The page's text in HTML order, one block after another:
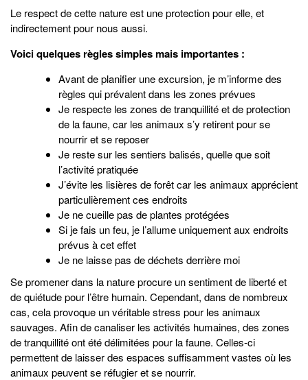
Le respect de cette nature est une protection pour elle, et
indirectement pour nous aussi.
Voici quelques règles simples mais importantes :
Avant de planifier une excursion, je m’informe des
règles qui prévalent dans les zones prévues
Je respecte les zones de tranquillité et de protection
de la faune, car les animaux s’y retirent pour se
nourrir et se reposer
Je reste sur les sentiers balisés, quelle que soit
l’activité pratiquée
J’évite les lisières de forêt car les animaux apprécient
particulièrement ces endroits
Je ne cueille pas de plantes protégées
Si je fais un feu, je l’allume uniquement aux endroits
prévus à cet effet
Je ne laisse pas de déchets derrière moi
Se promener dans la nature procure un sentiment de liberté et
de quiétude pour l’être humain. Cependant, dans de nombreux
cas, cela provoque un véritable stress pour les animaux
sauvages. Afin de canaliser les activités humaines, des zones
de tranquillité ont été délimitées pour la faune. Celles-ci
permettent de laisser des espaces suffisamment vastes où les
animaux peuvent se réfugier et se nourrir.